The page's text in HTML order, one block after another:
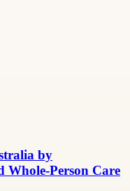
by
Whole-Person Care